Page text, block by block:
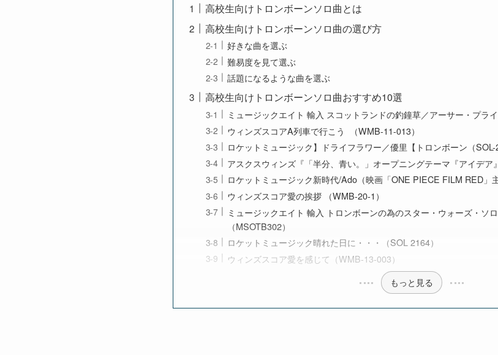
高校生向けトロンボーンソロ曲とは
高校生向けトロンボーンソロ曲の選び方
好きな曲を選ぶ
難易度を見て選ぶ
話題になるような曲を選ぶ
高校生向けトロンボーンソロ曲おすすめ10選
ミュージックエイト 輸入 スコットランドの釣鐘草／アーサー・プラ
ウィンズスコアA列車で行こう （WMB-11-013）
ロケットミュージック】ドライフラワー／優里【トロンボーン（SOL-
アスクスウィンズ『「半分、青い。」オープニングテーマ『アイデア
ロケットミュージック新時代/Ado（映画「ONE PIECE FILM RED」
ウィンズスコア愛の挨拶 （WMB-20-1）
ミュージックエイト 輸入 トロンボーンの為のスター・ウォーズ・ソ
（MSOTB302）
ロケットミュージック晴れた日に・・・（SOL 2164）
ウィンズスコア愛を感じて（WMB-13-003）
もっと見る